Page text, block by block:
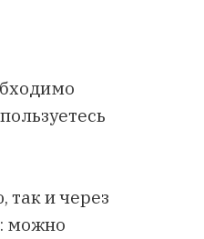
так и через
можно